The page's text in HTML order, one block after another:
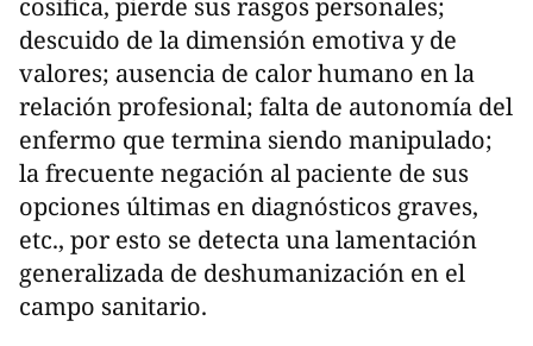
cosifica, pierde sus rasgos personales;
descuido de la dimensión emotiva y de
valores; ausencia de calor humano en la
relación profesional; falta de autonomía del
enfermo que termina siendo manipulado;
la frecuente negación al paciente de sus
opciones últimas en diagnósticos graves,
etc., por esto se detecta una lamentación
generalizada de deshumanización en el
campo sanitario.